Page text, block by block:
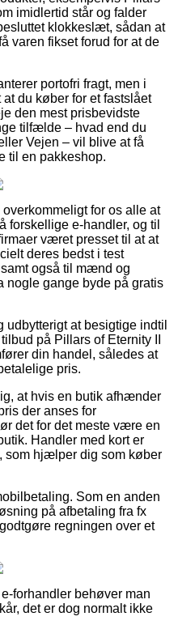
imidlertid står og falder
klokkeslæt, sådan at
varen fikset forud for at de
portofri fragt, men i
du køber for et fastslået
den mest prisbevidste
tilfælde – hvad end du
Vejen – vil blive at få
til en pakkeshop.
for os alle at
forskellige e-handler, og til
været presset til at at
deres bedst i test
også til mænd og
nogle gange byde på gratis
at besigtige indtil
på Pillars of Eternity II
din handel, således at
pris.
at hvis en butik afhænder
der anses for
det for det meste være en
Handler med kort er
som hjælper dig som køber
Som en anden
på afbetaling fra fx
regningen over et
forhandler behøver man
det er dog normalt ikke